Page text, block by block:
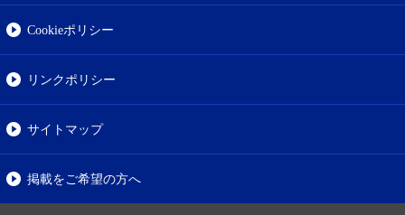
Cookieポリシー
リンクポリシー
サイトマップ
掲載をご希望の方へ